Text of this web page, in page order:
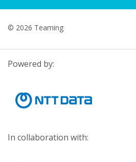
© 2026 Teaming
Powered by:
In collaboration with: